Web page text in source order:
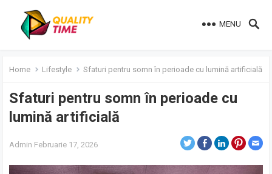
MENU
Home Lifestyle Sfaturi pentru somn în perioade cu lumină artificială
Sfaturi pentru somn în perioade cu
lumină artificială
Admin Februarie 17, 2026